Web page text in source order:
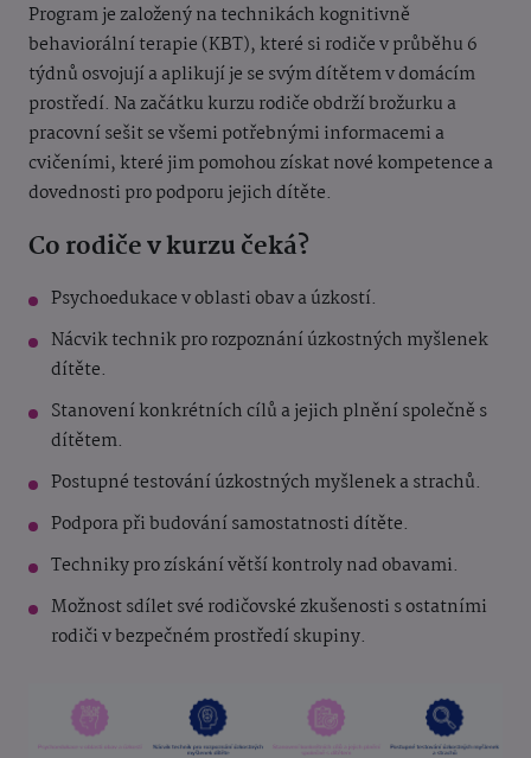
Program je založený na technikách kognitivně
behaviorální terapie (KBT), které si rodiče v průběhu 6
týdnů osvojují a aplikují je se svým dítětem v domácím
prostředí. Na začátku kurzu rodiče obdrží brožurku a
pracovní sešit se všemi potřebnými informacemi a
cvičeními, které jim pomohou získat nové kompetence a
dovednosti pro podporu jejich dítěte.
Co rodiče v kurzu čeká?
Psychoedukace v oblasti obav a úzkostí.
Nácvik technik pro rozpoznání úzkostných myšlenek
dítěte.
Stanovení konkrétních cílů a jejich plnění společně s
dítětem.
Postupné testování úzkostných myšlenek a strachů.
Podpora při budování samostatnosti dítěte.
Techniky pro získání větší kontroly nad obavami.
Možnost sdílet své rodičovské zkušenosti s ostatními
rodiči v bezpečném prostředí skupiny.